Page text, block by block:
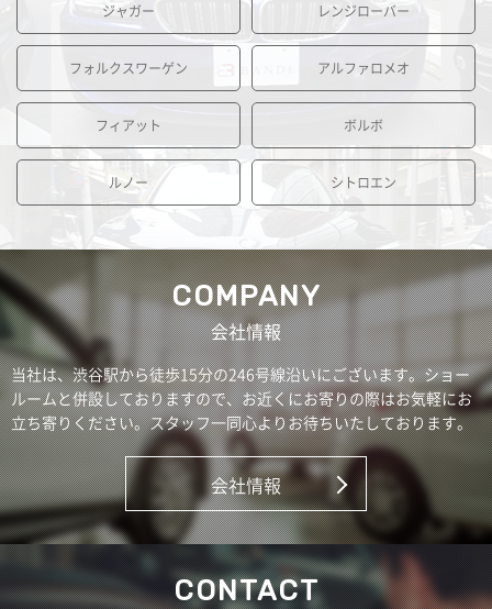
ジャガー レンジローバー
フォルクスワーゲン アルファロメオ
フィアット ボルボ
ルノー シトロエン
COMPANY
会社情報
当社は、渋谷駅から徒歩15分の246号線沿いにございます。ショー
ルームと併設しておりますので、お近くにお寄りの際はお気軽にお
立ち寄りください。スタッフ一同心よりお待ちいたしております。
会社情報
CONTACT